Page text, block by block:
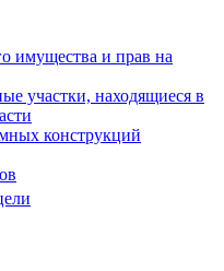
имущества и прав на
участки, находящиеся в
конструкций